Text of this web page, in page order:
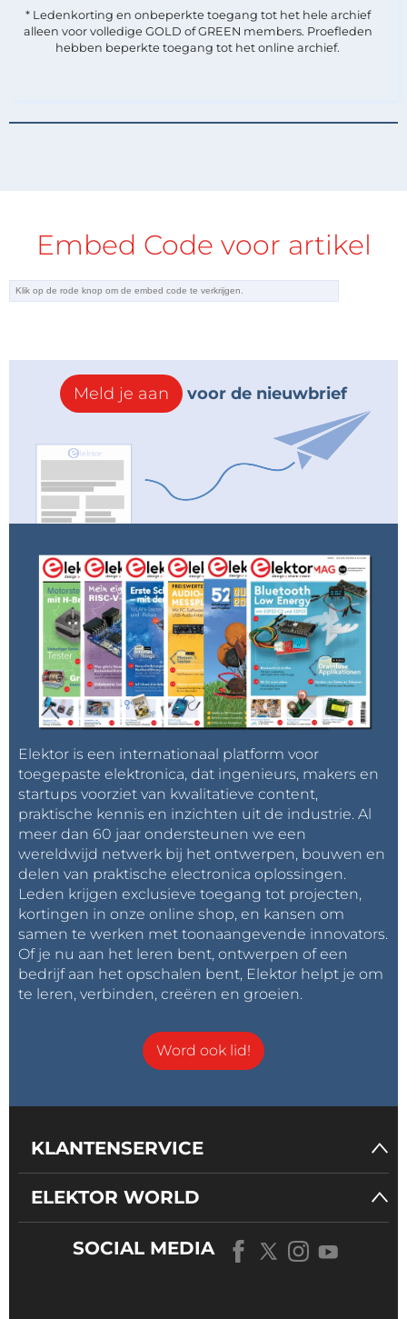
* Ledenkorting en onbeperkte toegang tot het hele archief
alleen voor volledige GOLD of GREEN members. Proefleden
hebben beperkte toegang tot het online archief.
Embed Code voor artikel
Meld je aan voor de nieuwbrief
Elektor is een internationaal platform voor
toegepaste elektronica, dat ingenieurs, makers en
startups voorziet van kwalitatieve content,
praktische kennis en inzichten uit de industrie. Al
meer dan 60 jaar ondersteunen we een
wereldwijd netwerk bij het ontwerpen, bouwen en
delen van praktische electronica oplossingen.
Leden krijgen exclusieve toegang tot projecten,
kortingen in onze online shop, en kansen om
samen te werken met toonaangevende innovators.
Of je nu aan het leren bent, ontwerpen of een
bedrijf aan het opschalen bent, Elektor helpt je om
te leren, verbinden, creëren en groeien.
Word ook lid!
KLANTENSERVICE
ELEKTOR WORLD
SOCIAL MEDIA